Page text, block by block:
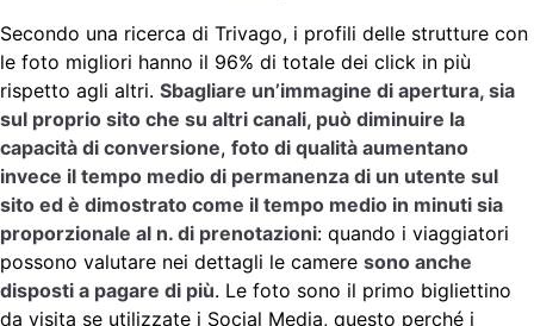
Secondo una ricerca di Trivago, i profili delle strutture con
le foto migliori hanno il 96% di totale dei click in più
rispetto agli altri. Sbagliare un’immagine di apertura, sia
sul proprio sito che su altri canali, può diminuire la
capacità di conversione, foto di qualità aumentano
invece il tempo medio di permanenza di un utente sul
sito ed è dimostrato come il tempo medio in minuti sia
proporzionale al n. di prenotazioni: quando i viaggiatori
possono valutare nei dettagli le camere sono anche
disposti a pagare di più. Le foto sono il primo bigliettino
da visita se utilizzate i Social Media, questo perché i